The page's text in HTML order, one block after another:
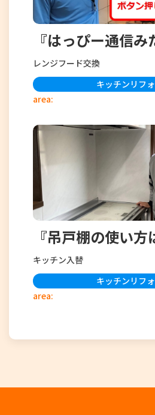
『はっぴー通信み
レンジフード交換
キッチンリフ
area:
『吊戸棚の使い方
キッチン入替
キッチンリフ
area: